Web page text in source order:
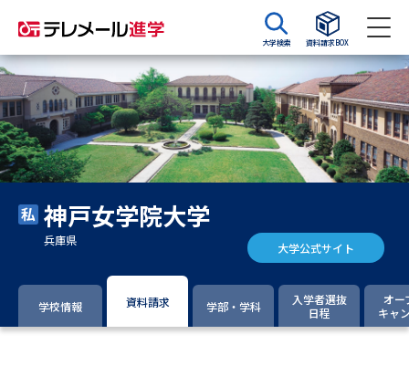
大学検索 資料請求BOX
資料請求 資料検索
大学・短大の資料種類から請求
大学パンフ
大学入学共通テスト利用選抜の
過去問題集
神戸女学院大学
兵庫県 大学公式サイト
学校情報 資料請求 学部・学科
入学者選抜
日程
オー
キャ